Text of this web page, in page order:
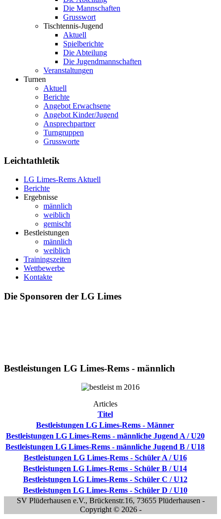
Die Mannschaften
Grusswort
Tischtennis-Jugend
Aktuell
Spielberichte
Die Abteilung
Die Jugendmannschaften
Veranstaltungen
Turnen
Aktuell
Berichte
Angebot Erwachsene
Angebot Kinder/Jugend
Ansprechpartner
Turngruppen
Grussworte
Leichtathletik
LG Limes-Rems Aktuell
Berichte
Ergebnisse
männlich
weiblich
gemischt
Bestleistungen
männlich
weiblich
Trainingszeiten
Wettbewerbe
Kontakte
Die Sponsoren der LG Limes
Bestleistungen LG Limes-Rems - männlich
Articles
Titel
Bestleistungen LG Limes-Rems - Männer
Bestleistungen LG Limes-Rems - männliche Jugend A / U20
Bestleistungen LG Limes-Rems - männliche Jugend B / U18
Bestleistungen LG Limes-Rems - Schüler A / U16
Bestleistungen LG Limes-Rems - Schüler B / U14
Bestleistungen LG Limes-Rems - Schüler C / U12
Bestleistungen LG Limes-Rems - Schüler D / U10
SV Plüderhausen e.V., Brückenstr.16, 73655 Plüderhausen -
Copyright © 2026 -